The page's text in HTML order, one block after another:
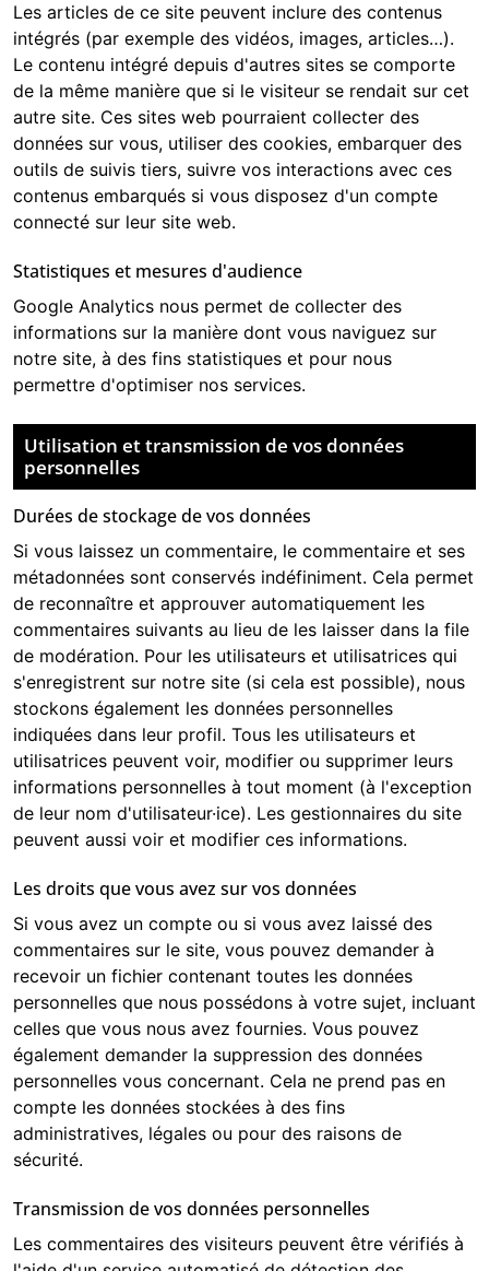
Les articles de ce site peuvent inclure des contenus
intégrés (par exemple des vidéos, images, articles…).
Le contenu intégré depuis d'autres sites se comporte
de la même manière que si le visiteur se rendait sur cet
autre site. Ces sites web pourraient collecter des
données sur vous, utiliser des cookies, embarquer des
outils de suivis tiers, suivre vos interactions avec ces
contenus embarqués si vous disposez d'un compte
connecté sur leur site web.
Statistiques et mesures d'audience
Google Analytics nous permet de collecter des
informations sur la manière dont vous naviguez sur
notre site, à des fins statistiques et pour nous
permettre d'optimiser nos services.
Utilisation et transmission de vos données
personnelles
Durées de stockage de vos données
Si vous laissez un commentaire, le commentaire et ses
métadonnées sont conservés indéfiniment. Cela permet
de reconnaître et approuver automatiquement les
commentaires suivants au lieu de les laisser dans la file
de modération. Pour les utilisateurs et utilisatrices qui
s'enregistrent sur notre site (si cela est possible), nous
stockons également les données personnelles
indiquées dans leur profil. Tous les utilisateurs et
utilisatrices peuvent voir, modifier ou supprimer leurs
informations personnelles à tout moment (à l'exception
de leur nom d'utilisateur·ice). Les gestionnaires du site
peuvent aussi voir et modifier ces informations.
Les droits que vous avez sur vos données
Si vous avez un compte ou si vous avez laissé des
commentaires sur le site, vous pouvez demander à
recevoir un fichier contenant toutes les données
personnelles que nous possédons à votre sujet, incluant
celles que vous nous avez fournies. Vous pouvez
également demander la suppression des données
personnelles vous concernant. Cela ne prend pas en
compte les données stockées à des fins
administratives, légales ou pour des raisons de
sécurité.
Transmission de vos données personnelles
Les commentaires des visiteurs peuvent être vérifiés à